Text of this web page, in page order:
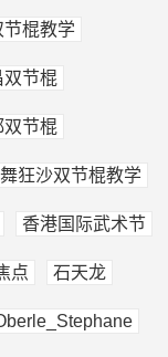
节棍教学
双节棍
双节棍
狂沙双节棍教学
香港国际武术节
点 石天龙